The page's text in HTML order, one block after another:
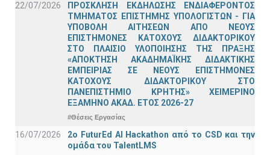
22/07/2026
ΠΡΟΣΚΛΗΣΗ ΕΚΔΗΛΩΣΗΣ ΕΝΔΙΑΦΕΡΟΝΤΟΣ
ΤΜΗΜΑΤΟΣ ΕΠΙΣΤΗΜΗΣ ΥΠΟΛΟΓΙΣΤΩΝ - ΓΙΑ
ΥΠΟΒΟΛΗ ΑΙΤΗΣΕΩΝ ΑΠΟ ΝΕΟΥΣ
ΕΠΙΣΤΗΜΟΝΕΣ ΚΑΤΟΧΟΥΣ ΔΙΔΑΚΤΟΡΙΚΟΥ
ΣΤΟ ΠΛΑΙΣΙΟ ΥΛΟΠΟΙΗΣΗΣ ΤΗΣ ΠΡΑΞΗΣ
«ΑΠΟΚΤΗΣΗ ΑΚΑΔΗΜΑΪΚΗΣ ΔΙΔΑΚΤΙΚΗΣ
ΕΜΠΕΙΡΙΑΣ ΣΕ ΝΕΟΥΣ ΕΠΙΣΤΗΜΟΝΕΣ
ΚΑΤΟΧΟΥΣ ΔΙΔΑΚΤΟΡΙΚΟΥ ΣΤΟ
ΠΑΝΕΠΙΣΤΗΜΙΟ ΚΡΗΤΗΣ» ΧΕΙΜΕΡΙΝΟ
ΕΞΑΜΗΝΟ ΑΚΑΔ. ΕΤΟΣ 2026-27
#Θέσεις Εργασίας
16/07/2026
2o FuturEd AI Hackathon από το CSD και την
ομάδα του TalentLMS